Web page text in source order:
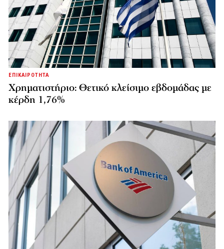
ΕΠΙΚΑΙΡΟΤΗΤΑ
Χρηματιστήριο: Θετικό κλείσιμο εβδομάδας με
κέρδη 1,76%